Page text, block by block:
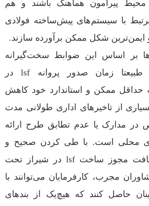
پیرامون هماهنگ باشند و هم
با سیستم‌های پیش‌ساخته فولادی
ایمن‌ترین شکل ممکن برآورده سازند.
بر اساس این ضوابط سخت‌گیرانه
بهینه‌سازی شوند، طبیعتا زمان صدور پروانه lsf در
حداقل ممکن و استاندارد خود کاهش
از تاخیرهای اداری طولانی مدت
در مدارک یا عدم تطابق طرح ارائه
محلی است. با طی کردن صحیح و
اصولی مراحل دریافت مجوز ساخت lsf در شیراز تحت
مجرب، کارفرمایان می‌توانند با
حاصل کنند که هیچ‌یک از بندهای